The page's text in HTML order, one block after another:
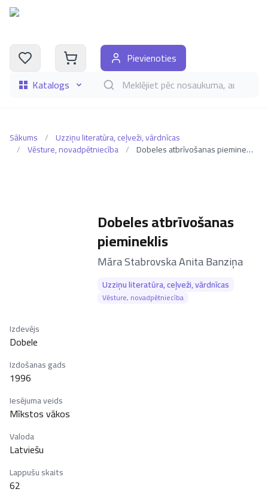
Katalogs Meklēt grāmatas pēc nosaukuma, autora,
Pievienoties
Sākums / Uzziņu literatūra, ceļveži, vārdnīcas
/ Vēsture, novadpētniecība / Dobeles atbrīvošanas piemineklis
Dobeles atbrīvošanas
piemineklis
–
Māra Stabrovska Anita Banziņa
Uzziņu literatūra, ceļveži, vārdnīcas
Vēsture, novadpētniecība
Izdevējs
Dobele
Izdošanas gads
1996
Iesējuma veids
Mīkstos vākos
Valoda
Latviešu
Lappušu skaits
62